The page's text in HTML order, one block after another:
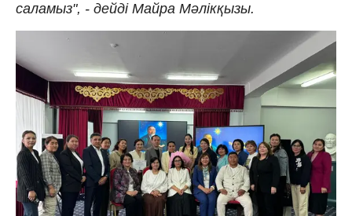
саламыз", - дейді Майра Мәлікқызы.